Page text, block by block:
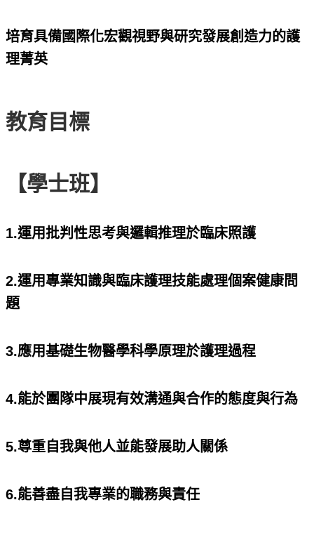
培育具備國際化宏觀視野與研究發展創造力的護
理菁英
教育目標
【學士班】
1.運用批判性思考與邏輯推理於臨床照護
2.運用專業知識與臨床護理技能處理個案健康問
題
3.應用基礎生物醫學科學原理於護理過程
4.能於團隊中展現有效溝通與合作的態度與行為
5.尊重自我與他人並能發展助人關係
6.能善盡自我專業的職務與責任